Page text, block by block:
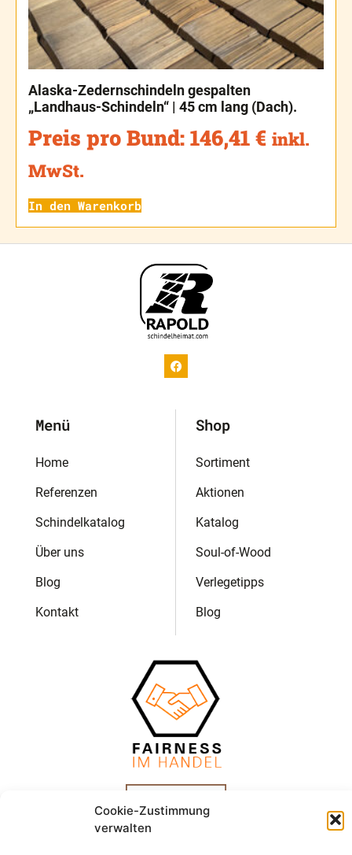
Cookie-Zustimmung
verwalten
Alaska-Zedernschindeln gespalten
„Landhaus-Schindeln“ | 45 cm lang (Dach).
Preis pro Bund: 146,41 € inkl.
MwSt.
In den Warenkorb
Menü
Home
Referenzen
Schindelkatalog
Über uns
Blog
Kontakt
Shop
Sortiment
Aktionen
Katalog
Soul-of-Wood
Verlegetipps
Blog